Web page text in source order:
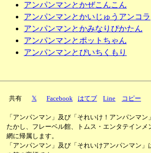
アンパンマンとかぜこんこん
アンパンマンとかいじゅうアンコラ
アンパンマンとかみなりぴかたん
アンパンマンとポットちゃん
アンパンマンとぴいちくもり
共有 𝕏 Facebook はてブ Line コピー
「アンパンマン」及び「それいけ！アンパンマ
たかし、フレーベル館、トムス・エンタテインメ
網に帰属します。
「アンパンマン」及び「それいけアンパンマン